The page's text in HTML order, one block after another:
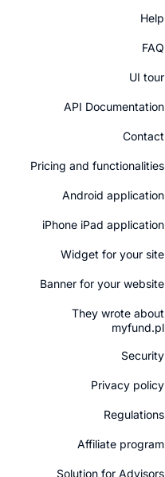
Help
FAQ
UI tour
API Documentation
Contact
Pricing and functionalities
Android application
iPhone iPad application
Widget for your site
Banner for your website
They wrote about
myfund.pl
Security
Privacy policy
Regulations
Affiliate program
Solution for Advisors